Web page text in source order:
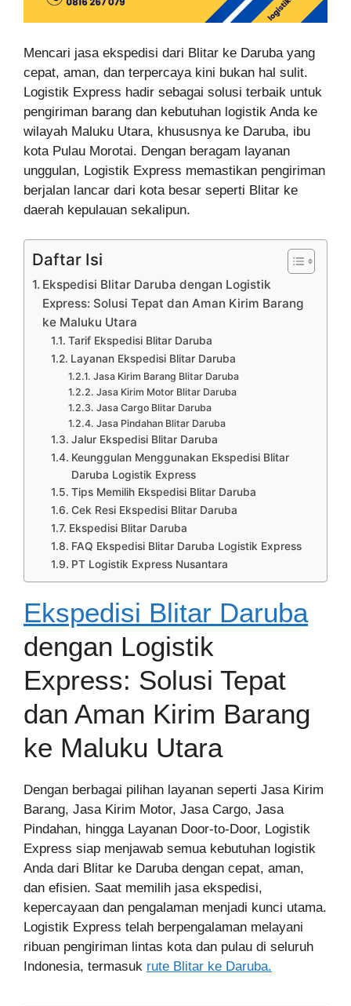
Mencari jasa ekspedisi dari Blitar ke Daruba yang
cepat, aman, dan terpercaya kini bukan hal sulit.
Logistik Express hadir sebagai solusi terbaik untuk
pengiriman barang dan kebutuhan logistik Anda ke
wilayah Maluku Utara, khususnya ke Daruba, ibu
kota Pulau Morotai. Dengan beragam layanan
unggulan, Logistik Express memastikan pengiriman
berjalan lancar dari kota besar seperti Blitar ke
daerah kepulauan sekalipun.
Daftar Isi
Ekspedisi Blitar Daruba dengan Logistik
Express: Solusi Tepat dan Aman Kirim Barang
ke Maluku Utara
Tarif Ekspedisi Blitar Daruba
Layanan Ekspedisi Blitar Daruba
Jasa Kirim Barang Blitar Daruba
Jasa Kirim Motor Blitar Daruba
Jasa Cargo Blitar Daruba
Jasa Pindahan Blitar Daruba
Jalur Ekspedisi Blitar Daruba
Keunggulan Menggunakan Ekspedisi Blitar
Daruba Logistik Express
Tips Memilih Ekspedisi Blitar Daruba
Cek Resi Ekspedisi Blitar Daruba
Ekspedisi Blitar Daruba
FAQ Ekspedisi Blitar Daruba Logistik Express
PT Logistik Express Nusantara
Ekspedisi Blitar Daruba
dengan Logistik
Express: Solusi Tepat
dan Aman Kirim Barang
ke Maluku Utara
Dengan berbagai pilihan layanan seperti Jasa Kirim
Barang, Jasa Kirim Motor, Jasa Cargo, Jasa
Pindahan, hingga Layanan Door-to-Door, Logistik
Express siap menjawab semua kebutuhan logistik
Anda dari Blitar ke Daruba dengan cepat, aman,
dan efisien. Saat memilih jasa ekspedisi,
kepercayaan dan pengalaman menjadi kunci utama.
Logistik Express telah berpengalaman melayani
ribuan pengiriman lintas kota dan pulau di seluruh
Indonesia, termasuk rute Blitar ke Daruba.